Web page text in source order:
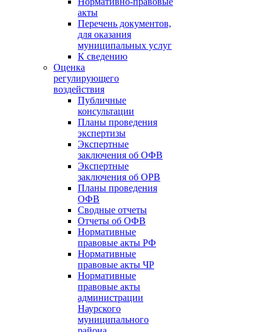
акты
Перечень документов,
для оказания
муниципальных услуг
К сведению
Оценка
регулирующего
воздействия
Публичные
консультации
Планы проведения
экспертизы
Экспертные
заключения об ОФВ
Экспертные
заключения об ОРВ
Планы проведения
ОФВ
Сводные отчеты
Отчеты об ОФВ
Нормативные
правовые акты РФ
Нормативные
правовые акты ЧР
Нормативные
правовые акты
администрации
Наурского
муниципального